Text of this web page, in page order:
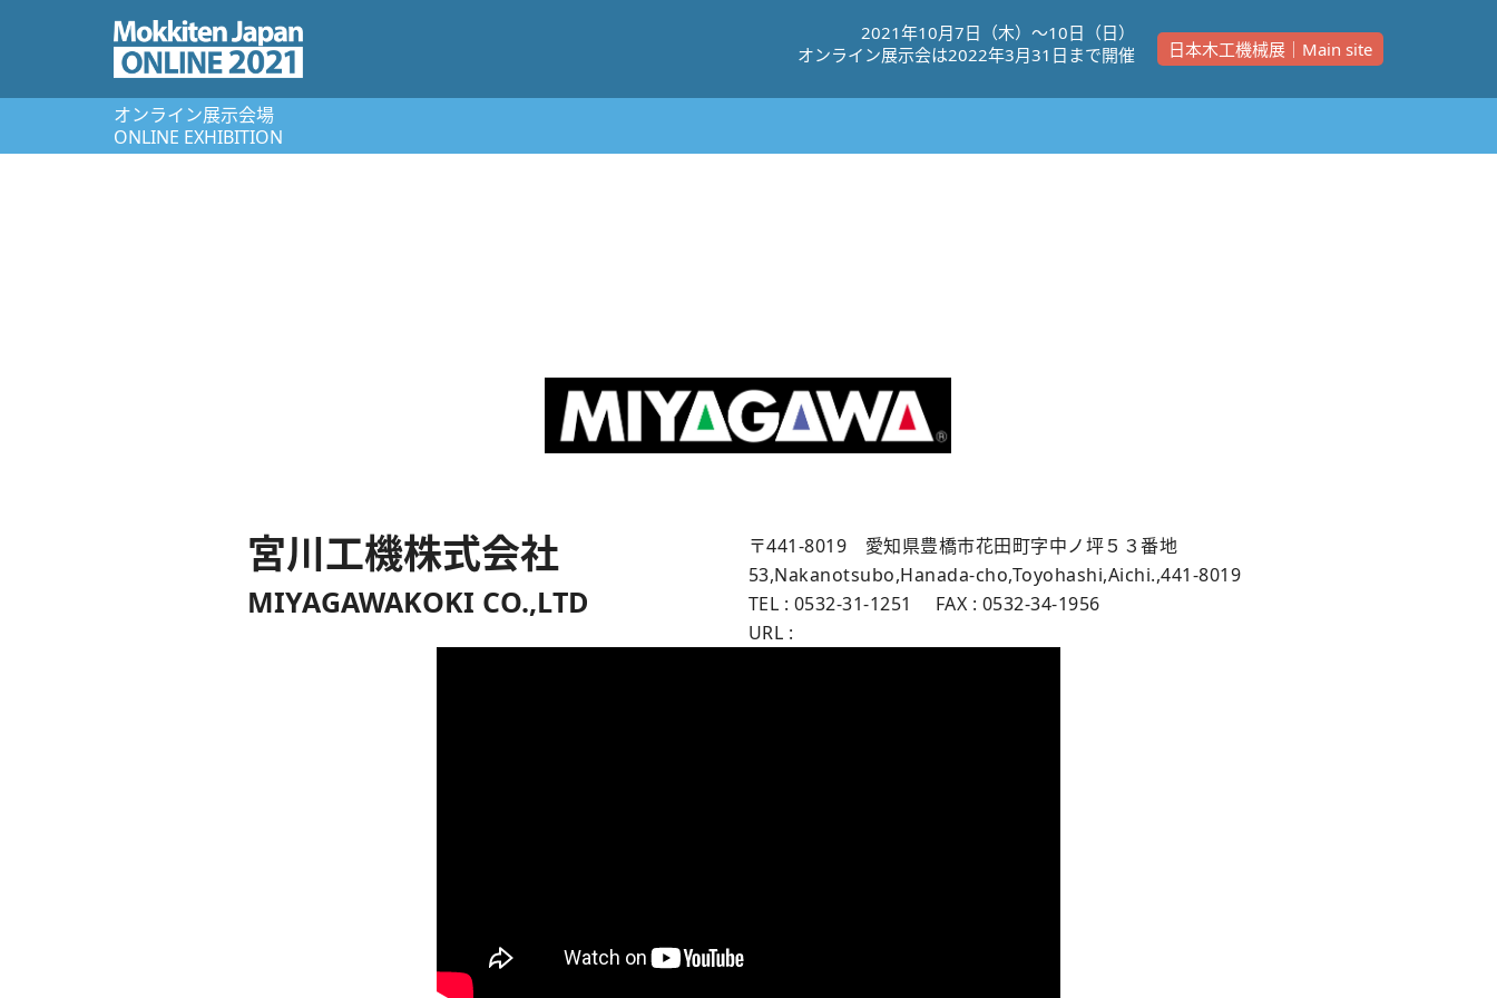
2021年10⽉7⽇（⽊）〜10⽇（⽇）
オンライン展⽰会は2022年3⽉31⽇まで開催
日本木工機械展｜Main site
オンライン展⽰会場
ONLINE EXHIBITION
宮川工機株式会社
MIYAGAWAKOKI CO.,LTD
〒441-8019 愛知県豊橋市花田町字中ノ坪５３番地
53,Nakanotsubo,Hanada-cho,Toyohashi,Aichi.,441-8019
TEL : 0532-31-1251 FAX : 0532-34-1956
URL :